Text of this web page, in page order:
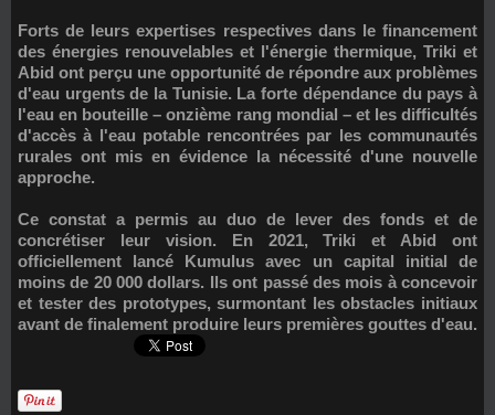
Forts de leurs expertises respectives dans le financement
des énergies renouvelables et l'énergie thermique, Triki et
Abid ont perçu une opportunité de répondre aux problèmes
d'eau urgents de la Tunisie. La forte dépendance du pays à
l'eau en bouteille – onzième rang mondial – et les difficultés
d'accès à l'eau potable rencontrées par les communautés
rurales ont mis en évidence la nécessité d'une nouvelle
approche.
Ce constat a permis au duo de lever des fonds et de
concrétiser leur vision. En 2021, Triki et Abid ont
officiellement lancé Kumulus avec un capital initial de
moins de 20 000 dollars. Ils ont passé des mois à concevoir
et tester des prototypes, surmontant les obstacles initiaux
avant de finalement produire leurs premières gouttes d'eau.